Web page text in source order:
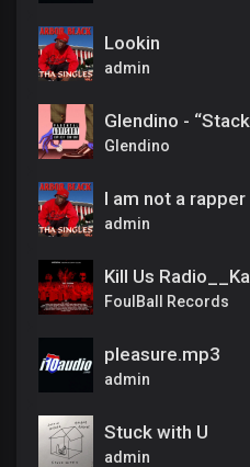
Lookin
admin
Glendino
I am not a rapper
admin
FoulBall Records
pleasure.mp3
admin
Stuck with U
admin